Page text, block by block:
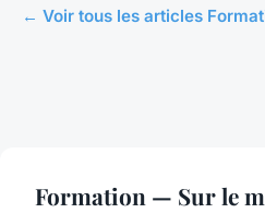
← Voir tous les articles
Formation — Sur le